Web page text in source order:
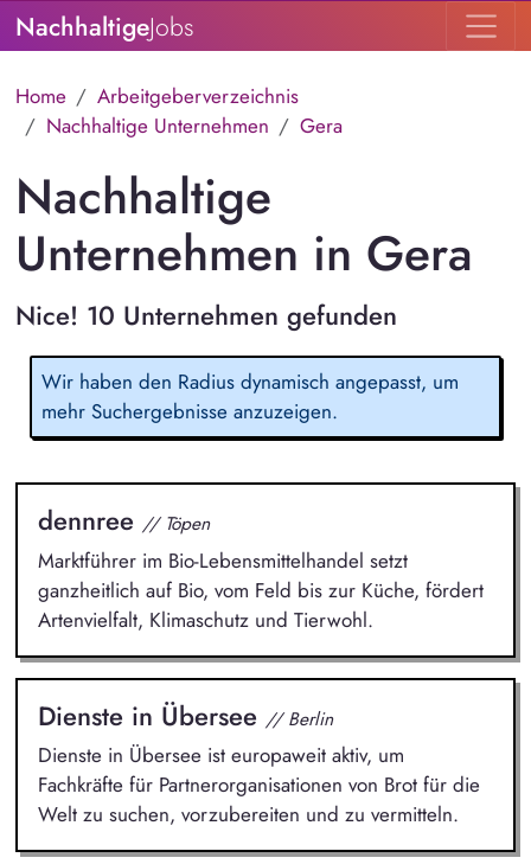
NachhaltigeJobs
Home
Arbeitgeberverzeichnis
Nachhaltige Unternehmen
Gera
Nachhaltige
Unternehmen in Gera
Nice! 10 Unternehmen gefunden
Wir haben den Radius dynamisch angepasst, um
mehr Suchergebnisse anzuzeigen.
dennree // Töpen
Marktführer im Bio-Lebensmittelhandel setzt
ganzheitlich auf Bio, vom Feld bis zur Küche, fördert
Artenvielfalt, Klimaschutz und Tierwohl.
Dienste in Übersee // Berlin
Dienste in Übersee ist europaweit aktiv, um
Fachkräfte für Partnerorganisationen von Brot für die
Welt zu suchen, vorzubereiten und zu vermitteln.